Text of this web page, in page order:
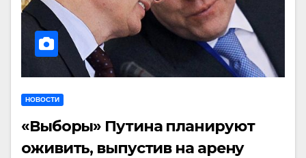
НОВОСТИ
«Выборы» Путина планируют
оживить, выпустив на арену